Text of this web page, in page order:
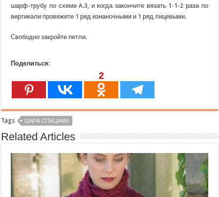
шарф-трубу по схеме A.3, и когда закончите вязать 1-1-2 раза по
вертикали провяжите 1 ряд изнаночными и 1 ряд лицевыми.
Свободно закройте петли.
Поделиться:
2
Tags ШАРФ СПИЦАМИ
Related Articles